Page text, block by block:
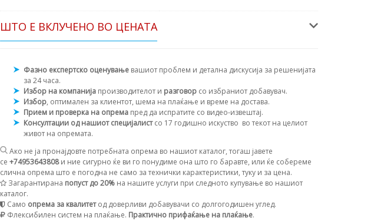
ШТО Е ВКЛУЧЕНО ВО ЦЕНАТА
Фазно експертско оценување вашиот проблем и детална дискусија за решенијата
за 24 часа.
Избор на компанија производителот и разговор со избраниот добавувач.
Избор, оптимален за клиентот, шема на плаќање и време на достава.
Прием и проверка на опрема пред да испратите со видео-извештај.
Консултации од нашиот специјалистсо 17 годишно искуство во текот на целиот
живот на опремата.
Ако не ја пронајдовте потребната опрема во нашиот каталог, тогаш јавете
се +74953643808и ние сигурно ќе ви го понудиме она што го баравте, или ќе собереме
слична опрема што е погодна не само за технички карактеристики, туку и за цена.
Загарантирана попуст до 20% на нашите услуги при следното купување во нашиот
каталог.
Само опрема за квалитетод доверливи добавувачи со долгогодишен углед.
Флексибилен систем на плаќање. Практично прифаќање на плаќање.